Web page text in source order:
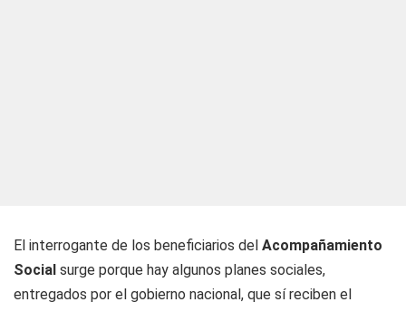
El interrogante de los beneficiarios del Acompañamiento
Social surge porque hay algunos planes sociales,
entregados por el gobierno nacional, que sí reciben el